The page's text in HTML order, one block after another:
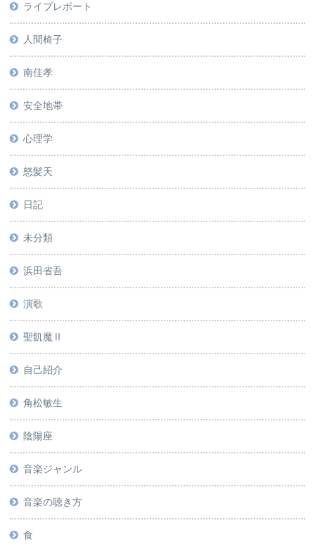
ライブレポート
人間椅子
南佳孝
安全地帯
心理学
怒髪天
日記
未分類
浜田省吾
演歌
聖飢魔Ⅱ
自己紹介
角松敏生
陰陽座
音楽ジャンル
音楽の聴き方
食